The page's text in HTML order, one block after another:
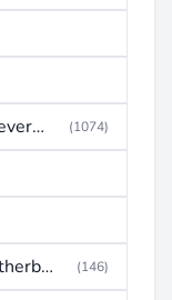
Refrigeración (heladeras, neveras, congeladores) (1074)
Tarjeta madre de PC - ( Motherboard ) (146)